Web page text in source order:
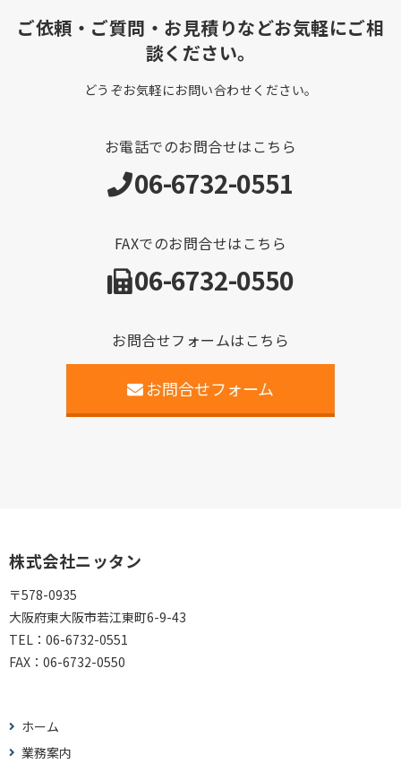
ご依頼・ご質問・お見積りなどお気軽にご相
談ください。
どうぞお気軽にお問い合わせください。
お電話でのお問合せはこちら
06-6732-0551
FAXでのお問合せはこちら
06-6732-0550
お問合せフォームはこちら
お問合せフォーム
株式会社ニッタン
〒578-0935
大阪府東大阪市若江東町6-9-43
TEL： 06-6732-0551
FAX： 06-6732-0550
ホーム
業務案内